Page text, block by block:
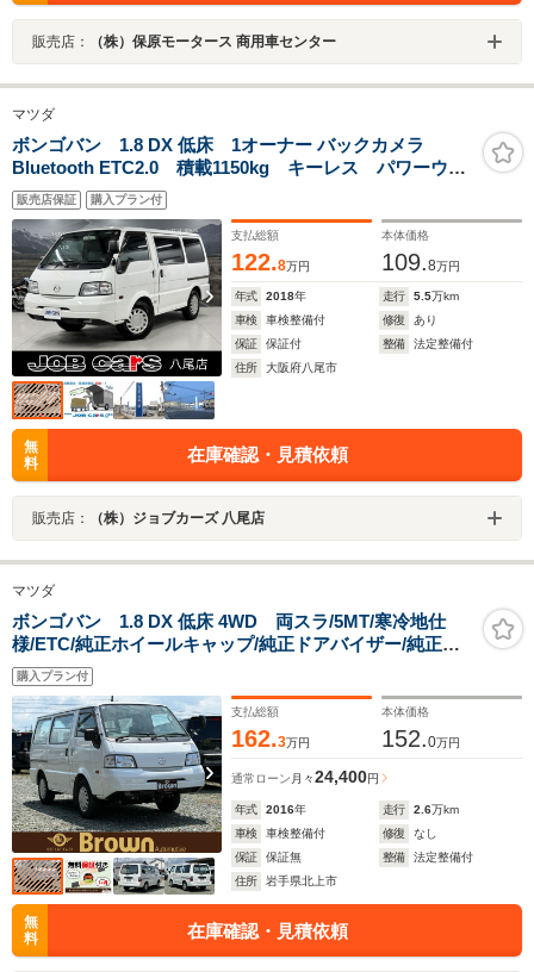
販売店： （株）保原モータース 商用車センター
マツダ
ボンゴバン 1.8 DX 低床 1オーナー バックカメラ
Bluetooth ETC2.0 積載1150kg キーレス パワーウィ
ンドウ ドアバイザー 助手席エアバック 両側スラ
イドドア 取扱説明書 保証書 記録簿付き 事業用登
録可
販売店保証 購入プラン付
支払総額
122.8万円
本体価格
109.8万円
年式 2018年 走行 5.5万km
車検
車検整備付 修復
あり
保証
保証付 整備
法定整備付
住所
大阪府八尾市
無
料
在庫確認・見積依頼
販売店： （株）ジョブカーズ 八尾店
マツダ
ボンゴバン 1.8 DX 低床 4WD 両スラ/5MT/寒冷地仕
様/ETC/純正ホイールキャップ/純正ドアバイザー/純正フ
ロアマット/ラジオ
購入プラン付
支払総額
162.3万円
本体価格
152.0万円
通常ローン 月々24,400円
年式 2016年 走行 2.6万km
車検
車検整備付 修復
なし
保証
保証無 整備
法定整備付
住所
岩手県北上市
無
料
在庫確認・見積依頼